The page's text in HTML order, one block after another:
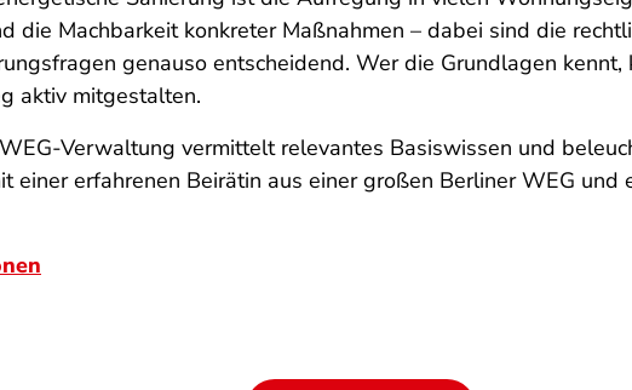
die Machbarkeit konkreter Maßnahmen – dabei sind die
genauso entscheidend. Wer die Grundlagen
aktiv mitgestalten.
Verwaltung vermittelt relevantes Basiswissen und
einer erfahrenen Beirätin aus einer großen Berliner WEG und